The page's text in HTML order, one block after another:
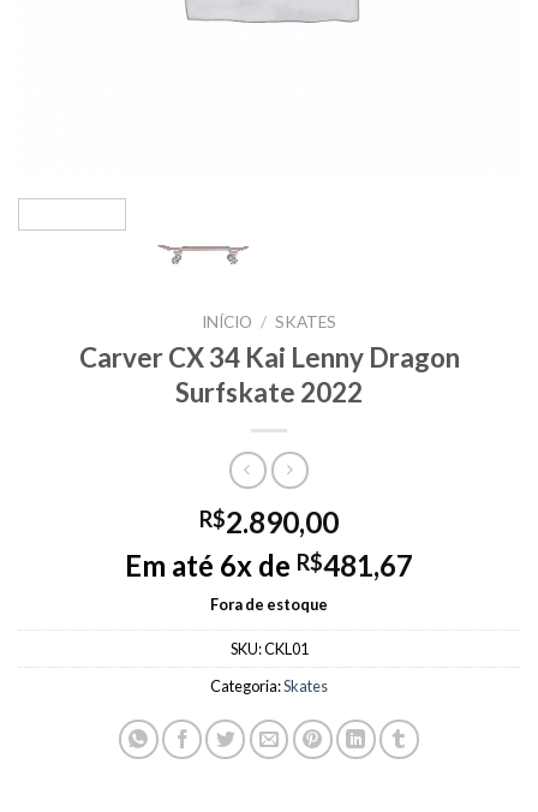
INÍCIO / SKATES
Carver CX 34 Kai Lenny Dragon
Surfskate 2022
R$2.890,00
Em até 6x de R$481,67
Fora de estoque
SKU:CKL01
Categoria:Skates